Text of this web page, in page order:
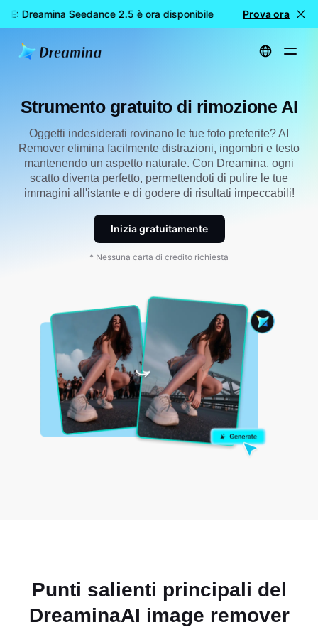
Dreamina Seedance 2.5 è ora disponibile 🎉 Nuovo
Prova ora
Home Strumenti Strumento gratuito di rimozione AI
Strumento gratuito di rimozione AI
Oggetti indesiderati rovinano le tue foto preferite? AI
Remover elimina facilmente distrazioni, ingombri e testo
mantenendo un aspetto naturale. Con Dreamina, ogni
scatto diventa perfetto, permettendoti di pulire le tue
immagini all'istante e di godere di risultati impeccabili!
Inizia gratuitamente
* Nessuna carta di credito richiesta
Punti salienti principali del
DreaminaAI image remover